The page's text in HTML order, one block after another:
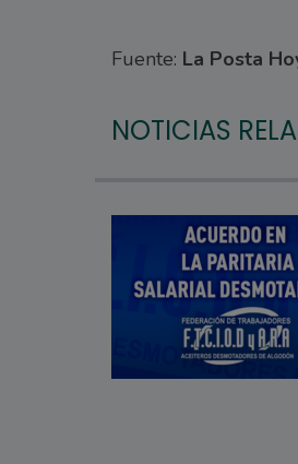
Fuente: La Posta
NOTICIAS